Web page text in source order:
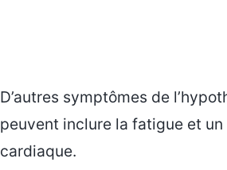
D’autres symptômes de
peuvent inclure la fatigue et
cardiaque.